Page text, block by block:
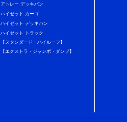
アトレー デッキバン
ハイゼット カーゴ
ハイゼット デッキバン
ハイゼット トラック
【スタンダード・ハイルーフ】
【エクストラ・ジャンボ・ダンプ】